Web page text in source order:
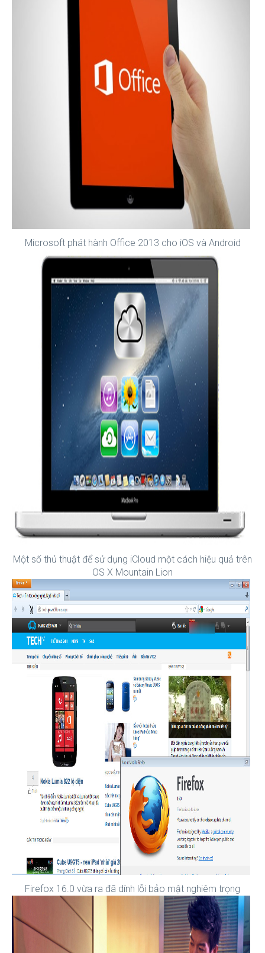
Microsoft phát hành Office 2013 cho iOS và Android
Một số thủ thuật để sử dụng iCloud một cách hiệu quả trên
OS X Mountain Lion
Firefox 16.0 vừa ra đã dính lỗi bảo mật nghiêm trọng